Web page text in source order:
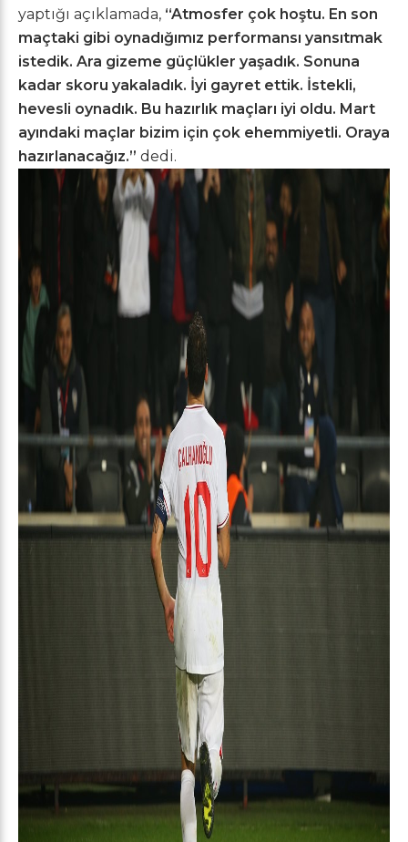
yaptığı açıklamada, “Atmosfer çok hoştu. En son
maçtaki gibi oynadığımız performansı yansıtmak
istedik. Ara gizeme güçlükler yaşadık. Sonuna
kadar skoru yakaladık. İyi gayret ettik. İstekli,
hevesli oynadık. Bu hazırlık maçları iyi oldu. Mart
ayındaki maçlar bizim için çok ehemmiyetli. Oraya
hazırlanacağız.” dedi.